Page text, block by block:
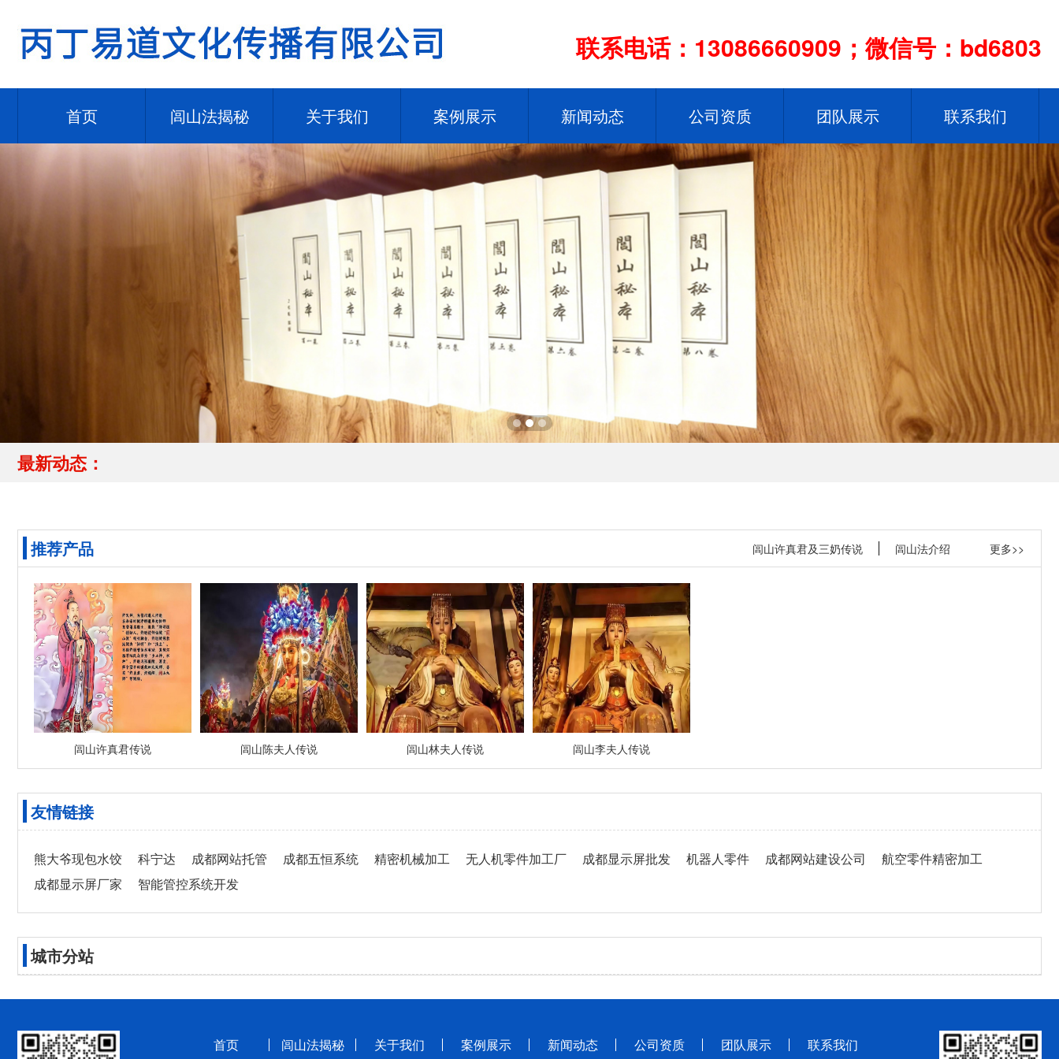
联系电话：13086660909；微信号：bd6803
首页 闾山法揭秘 关于我们 案例展示 新闻动态 公司资质 团队展示 联系我们
最新动态：
推荐产品 更多>>
闾山许真君及三奶传说 闾山法介绍
闾山许真君传说 闾山陈夫人传说 闾山林夫人传说 闾山李夫人传说
友情链接
熊大爷现包水饺 科宁达 成都网站托管 成都五恒系统 精密机械加工 无人机零件加工厂 成都显示屏批发 机器人零件 成都网站建设公司
航空零件精密加工
成都显示屏厂家
智能管控系统开发
城市分站
首页 闾山法揭秘 关于我们 案例展示 新闻动态 公司资质 团队展示 联系我们